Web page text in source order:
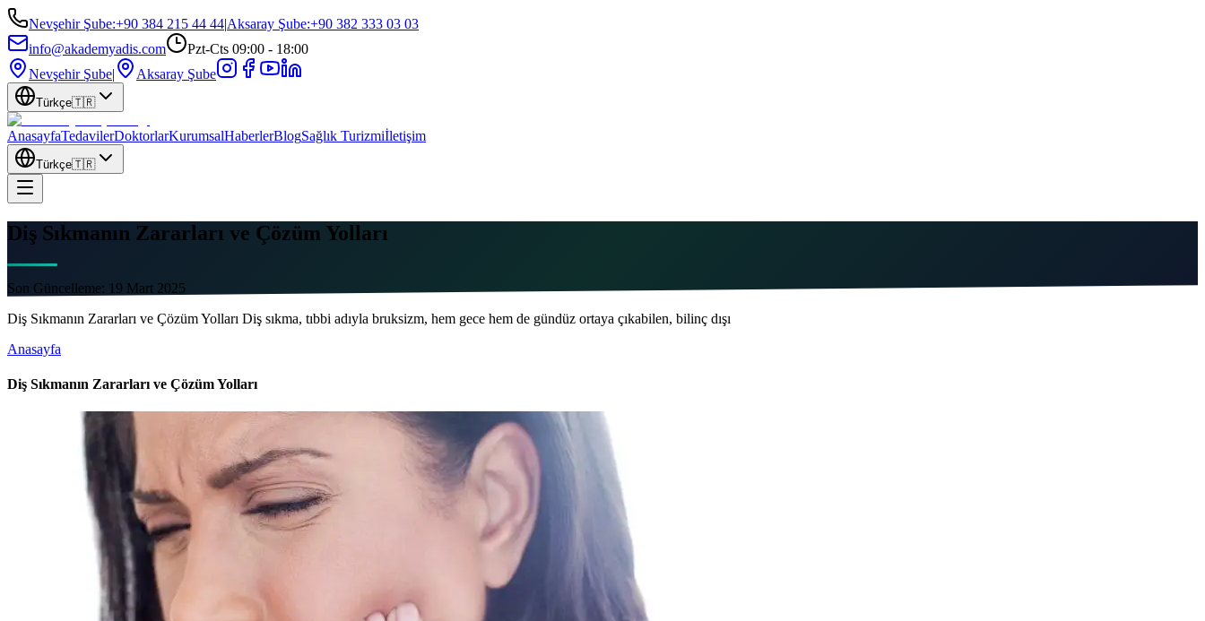
Nevşehir Şube:+90 384 215 44 44|Aksaray Şube:+90 382 333 03 03
info@akademyadis.com
Pzt-Cts 09:00 - 18:00
Nevşehir Şube| Aksaray Şube
Türkçe🇹🇷
AnasayfaTedavilerDoktorlarKurumsalHaberlerBlogSağlık Turizmiİletişim
Türkçe🇹🇷
Diş Sıkmanın Zararları ve Çözüm Yolları
Son Güncelleme: 19 Mart 2025
Diş Sıkmanın Zararları ve Çözüm Yolları Diş sıkma, tıbbi adıyla bruksizm, hem gece hem de gündüz ortaya çıkabilen, bilinç dışı
Anasayfa
Diş Sıkmanın Zararları ve Çözüm Yolları